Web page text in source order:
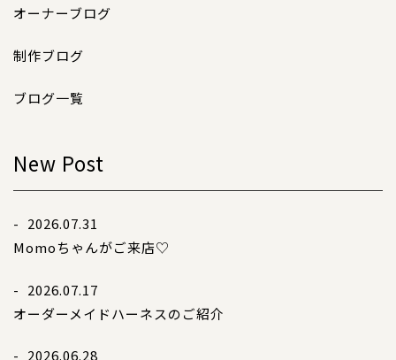
店舗情報
特注品について
卸業者様へ
モデルさん募集中！
納期について
軽井沢わんストーンへご来店のお客様へ
SHOP ショップ
オーナーブログ
制作ブログ
ブログ一覧
New Post
- 2026.07.31
Momoちゃんがご来店♡
- 2026.07.17
オーダーメイドハーネスのご紹介
- 2026.06.28